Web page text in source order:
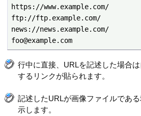
https://www.example.com/
ftp://ftp.example.com/
news://news.example.com/
foo@example.com
行中に直接、URLを記述した場合
するリンクが貼られます。
記述したURLが画像ファイルであ
示します。